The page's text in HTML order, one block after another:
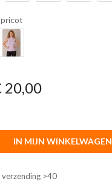
20,00
IN MIJN WINKELWAGEN
verzending >40